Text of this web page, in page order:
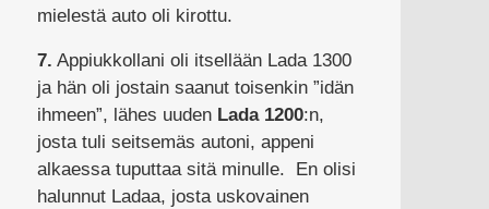
mielestä auto oli kirottu.
7. Appiukkollani oli itsellään Lada 1300
ja hän oli jostain saanut toisenkin ”idän
ihmeen”, lähes uuden Lada 1200:n,
josta tuli seitsemäs autoni, appeni
alkaessa tuputtaa sitä minulle. En olisi
halunnut Ladaa, josta uskovainen